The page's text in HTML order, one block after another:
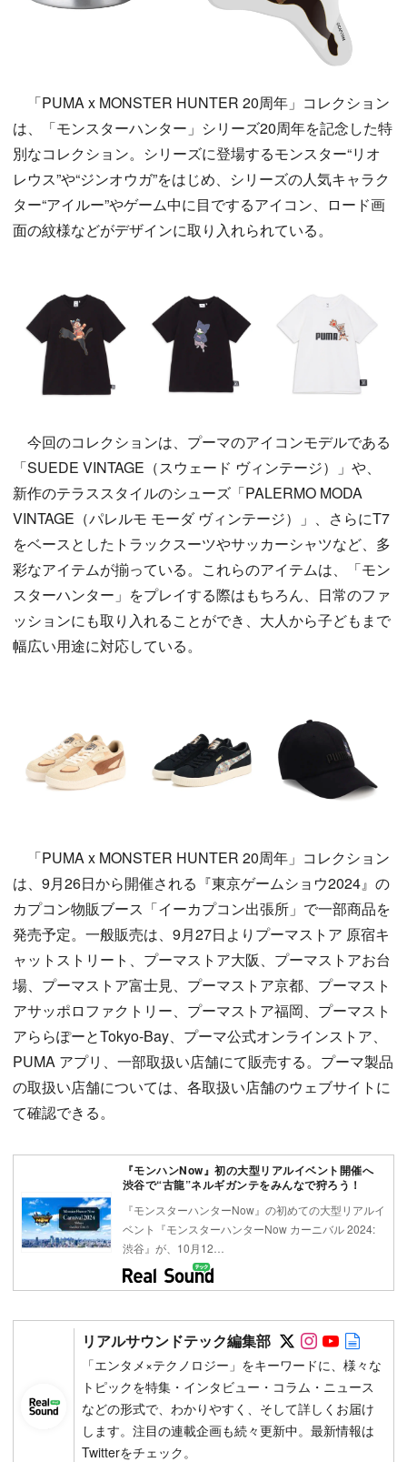
「PUMA x MONSTER HUNTER 20周年」コレクション
は、「モンスターハンター」シリーズ20周年を記念した特
別なコレクション。シリーズに登場するモンスター“リオ
レウス”や“ジンオウガ”をはじめ、シリーズの人気キャラク
ター“アイルー”やゲーム中に目でするアイコン、ロード画
面の紋様などがデザインに取り入れられている。
今回のコレクションは、プーマのアイコンモデルである
「SUEDE VINTAGE（スウェード ヴィンテージ）」や、
新作のテラススタイルのシューズ「PALERMO MODA
VINTAGE（パレルモ モーダ ヴィンテージ）」、さらにT7
をベースとしたトラックスーツやサッカーシャツなど、多
彩なアイテムが揃っている。これらのアイテムは、「モン
スターハンター」をプレイする際はもちろん、日常のファ
ッションにも取り入れることができ、大人から子どもまで
幅広い用途に対応している。
「PUMA x MONSTER HUNTER 20周年」コレクション
は、9月26日から開催される『東京ゲームショウ2024』の
カプコン物販ブース「イーカプコン出張所」で一部商品を
発売予定。一般販売は、9月27日よりプーマストア 原宿キ
ャットストリート、プーマストア大阪、プーマストアお台
場、プーマストア富士見、プーマストア京都、プーマスト
アサッポロファクトリー、プーマストア福岡、プーマスト
アららぽーとTokyo-Bay、プーマ公式オンラインストア、
PUMA アプリ、一部取扱い店舗にて販売する。プーマ製品
の取扱い店舗については、各取扱い店舗のウェブサイトに
て確認できる。
『モンハンNow』初の大型リアルイベント開催へ
渋谷で“古龍”ネルギガンテをみんなで狩ろう！
『モンスターハンターNow』の初めての大型リアルイ
ベント『モンスターハンターNow カーニバル 2024:
渋谷』が、10月12…
リアルサウンドテック編集部 Follow on
Follow on
Follow
「エンタメ×テクノロジー」をキーワードに、様々な
トピックを特集・インタビュー・コラム・ニュース
などの形式で、わかりやすく、そして詳しくお届け
します。注目の連載企画も続々更新中。最新情報は
Twitterをチェック。